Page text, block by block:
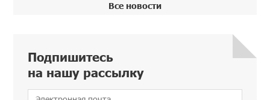
Все новости
Подпишитесь
на нашу рассылку